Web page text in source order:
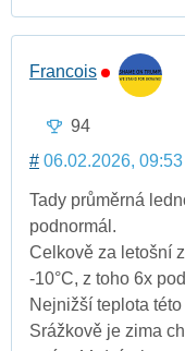
Francois
94
# 06.02.2026, 09:53
Tady průměrná
podnormál.
Celkově za letošní
-10°C, z toho 6x
Nejnižší teplota
Srážkově je zima